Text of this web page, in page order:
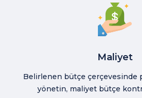
Maliyet
Belirlenen bütçe çerçevesinde
yönetin, maliyet bütçe